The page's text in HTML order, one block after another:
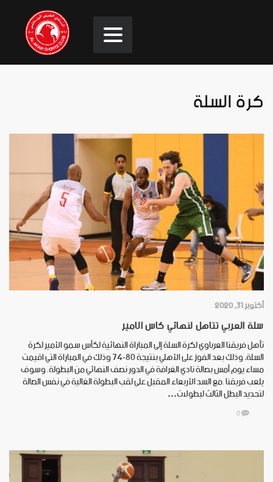
كرة السلة
أكتوبر 31, 2020
سلة العربي تتاهل لنهائي كاس الامير
تأهل فريقنا العرباوي لكرة السلة إلى المباراة النهائية لكأس سمو الأمير لكرة
السلة، وذلك بعد الفوز على الأهلي بنتيجة 80-74 وذلك في المباراة التي اقيمت
مساء يوم أمس بصالة نادي الغرافة في الدور نصف النهائي من البطولة. وسوف
يلعب فريقنا .مع السد الأربعاء المقبل على لقب البطولة الغالية في نفس الصالة
لتحديد البطل الثالث لبطولات…
0